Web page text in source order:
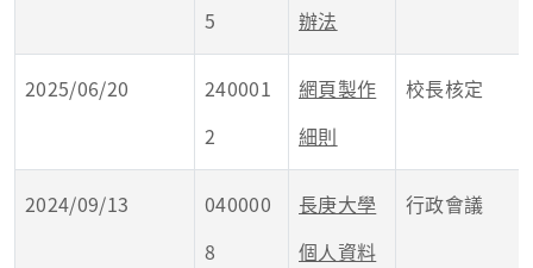
5
辦法
2025/06/20
240001
2
網頁製作
細則
校長核定
2024/09/13
040000
8
長庚大學
個人資料
行政會議